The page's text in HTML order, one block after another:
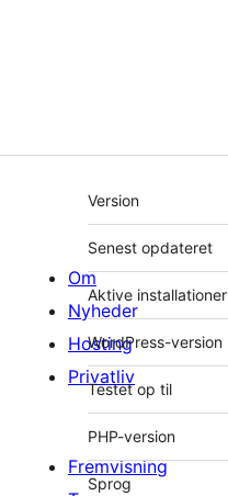
Meta
Version
Senest opdateret
Aktive installationer
WordPress-version
Testet op til
PHP-version
Sprog
Om
Nyheder
Hosting
Privatliv
Fremvisning